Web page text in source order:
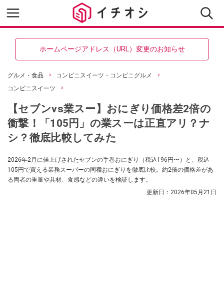
ホームページアドレス（URL）変更のお知らせ
グルメ・食品
コンビニスイーツ・コンビニグルメ
コンビニスイーツ
【セブンvs業スー】おにぎり価格差2倍の
衝撃！「105円」の業スーは正直アリ？ナ
シ？徹底比較してみた
2026年2月に値上げされたセブンの手巻おにぎり（税込196円〜）と、税込
105円で買える業務スーパーの同種おにぎりを徹底比較。約2倍の価格差があ
る両者の重量や具材、食感などの違いを検証します。
更新日： 2026年05月21日